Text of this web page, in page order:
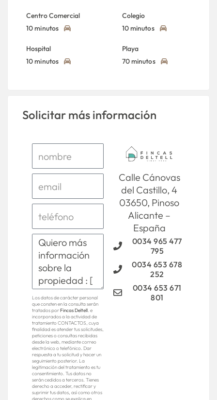
Centro Comercial
10 minutos
Colegio
10 minutos
Hospital
10 minutos
Playa
70 minutos
Solicitar más información
Los datos de carácter personal
que consten en la consulta serán
tratados porFincas Deltell. e
incorporados a la actividad de
tratamiento CONTACTOS, cuya
finalidad es atender tus solicitudes,
peticiones o consultas recibidas
desde la web, mediante correo
electrónico o telefónico. Dar
respuesta a tu solicitud y hacer un
seguimiento posterior. La
legitimación del tratamiento es tu
consentimiento. Tus datos no
serán cedidos a terceros. Tienes
derecho a acceder, rectificar y
suprimir tus datos, así como otros
Calle Cánovas
del Castillo, 4
03650, Pinoso
Alicante –
España
0034 965 477
795
0034 653 678
252
0034 653 671
801